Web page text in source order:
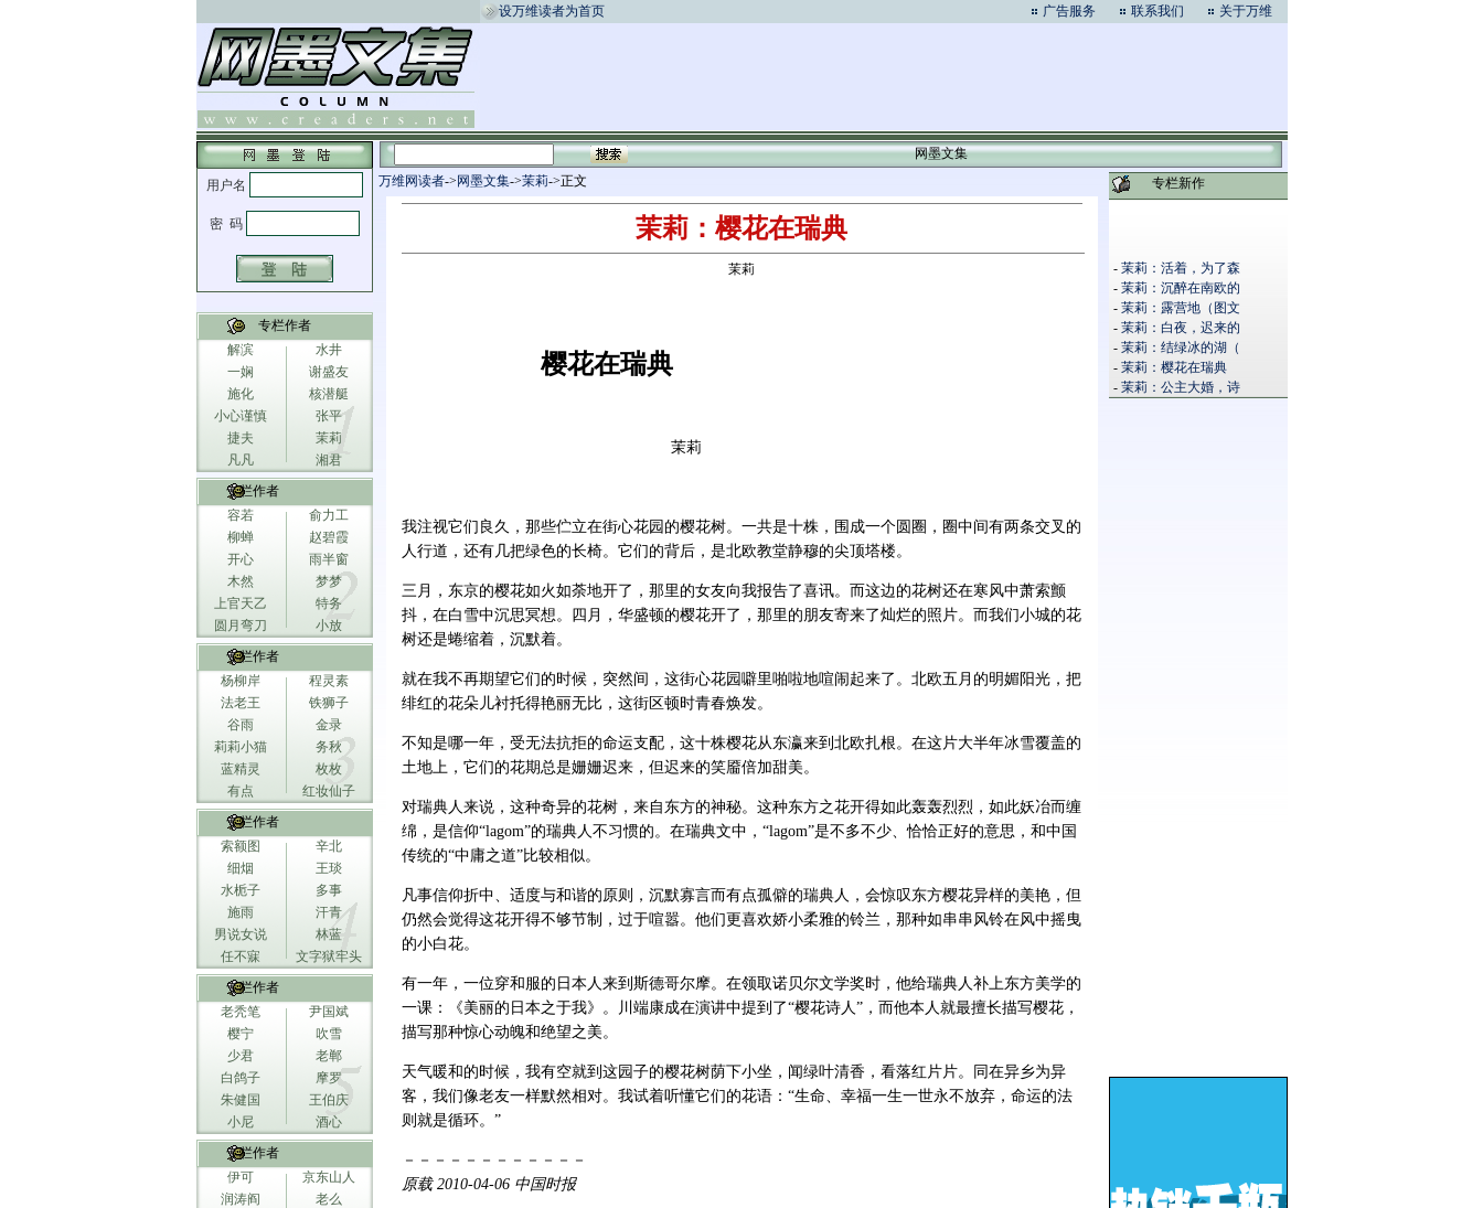
设万维读者为首页 广告服务 联系我们 关于万维
专栏作者
解滨
水井
一娴
谢盛友
施化
核潜艇
小心谨慎
张平
捷夫
茉莉
凡凡
湘君
专栏作者
容若
俞力工
柳蝉
赵碧霞
开心
雨半窗
木然
梦梦
上官天乙
特务
圆月弯刀
小放
专栏作者
杨柳岸
程灵素
法老王
铁狮子
谷雨
金录
莉莉小猫
务秋
蓝精灵
枚枚
有点
红妆仙子
专栏作者
索额图
辛北
细烟
王琰
水栀子
多事
施雨
汗青
男说女说
林蓝
任不寐
文字狱牢头
专栏作者
老秃笔
尹国斌
樱宁
吹雪
少君
老郸
白鸽子
摩罗
朱健国
王伯庆
小尼
酒心
专栏作者
伊可
京东山人
润涛阎
老么
网墨文集
万维网读者-> 网墨文集->茉莉->正文 专栏新作
- 茉莉：活着，为了森
- 茉莉：沉醉在南欧的
- 茉莉：露营地（图文
- 茉莉：白夜，迟来的
- 茉莉：结绿冰的湖（
- 茉莉：樱花在瑞典
- 茉莉：公主大婚，诗
茉莉：樱花在瑞典
茉莉
樱花在瑞典
茉莉
我注视它们良久，那些伫立在街心花园的樱花树。一共是十株，围成一个圆圈，圈中间有两条交叉的
人行道，还有几把绿色的长椅。它们的背后，是北欧教堂静穆的尖顶塔楼。
三月，东京的樱花如火如荼地开了，那里的女友向我报告了喜讯。而这边的花树还在寒风中萧索颤
抖，在白雪中沉思冥想。四月，华盛顿的樱花开了，那里的朋友寄来了灿烂的照片。而我们小城的花
树还是蜷缩着，沉默着。
就在我不再期望它们的时候，突然间，这街心花园噼里啪啦地喧闹起来了。北欧五月的明媚阳光，把
绯红的花朵儿衬托得艳丽无比，这街区顿时青春焕发。
不知是哪一年，受无法抗拒的命运支配，这十株樱花从东瀛来到北欧扎根。在这片大半年冰雪覆盖的
土地上，它们的花期总是姗姗迟来，但迟来的笑靥倍加甜美。
对瑞典人来说，这种奇异的花树，来自东方的神秘。这种东方之花开得如此轰轰烈烈，如此妖冶而缠
绵，是信仰“lagom”的瑞典人不习惯的。在瑞典文中，“lagom”是不多不少、恰恰正好的意思，和中国
传统的“中庸之道”比较相似。
凡事信仰折中、适度与和谐的原则，沉默寡言而有点孤僻的瑞典人，会惊叹东方樱花异样的美艳，但
仍然会觉得这花开得不够节制，过于喧嚣。他们更喜欢娇小柔雅的铃兰，那种如串串风铃在风中摇曳
的小白花。
有一年，一位穿和服的日本人来到斯德哥尔摩。在领取诺贝尔文学奖时，他给瑞典人补上东方美学的
一课：《美丽的日本之于我》。川端康成在演讲中提到了“樱花诗人”，而他本人就最擅长描写樱花，
描写那种惊心动魄和绝望之美。
天气暖和的时候，我有空就到这园子的樱花树荫下小坐，闻绿叶清香，看落红片片。同在异乡为异
客，我们像老友一样默然相对。我试着听懂它们的花语：“生命、幸福一生一世永不放弃，命运的法
则就是循环。”
－－－－－－－－－－－－
原载 2010-04-06 中国时报